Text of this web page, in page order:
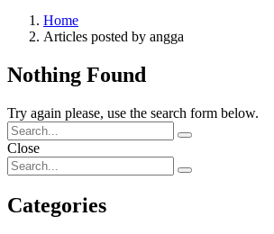
Home
Articles posted by angga
Nothing Found
Try again please, use the search form below.
Close
Categories